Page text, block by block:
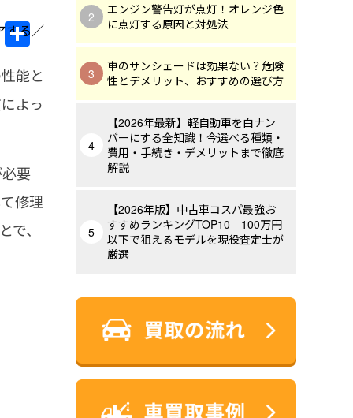
Li
n
e
共
能と
よっ
要
修理
、
エンジン警告灯が点灯！オレンジ色
に点灯する原因と対処法
車のサンシェードは効果ない？危険
性とデメリット、おすすめの選び方
【2026年最新】軽自動車を白ナン
バーにする全知識！今選べる種類・
費用・手続き・デメリットまで徹底
解説
【2026年版】中古車コスパ最強お
すすめランキングTOP10｜100万円
以下で狙えるモデルを現役査定士が
厳選